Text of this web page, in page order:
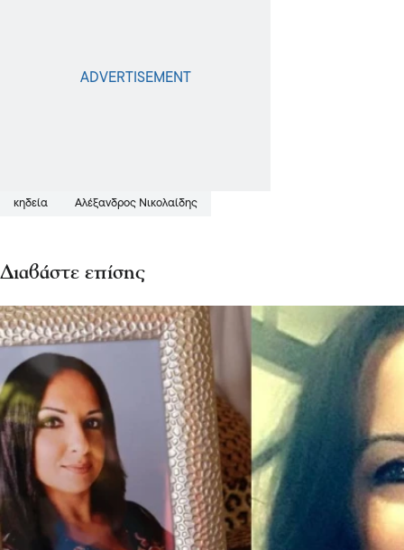
κηδεία Αλέξανδρος Νικολαίδης
Διαβάστε επίσης